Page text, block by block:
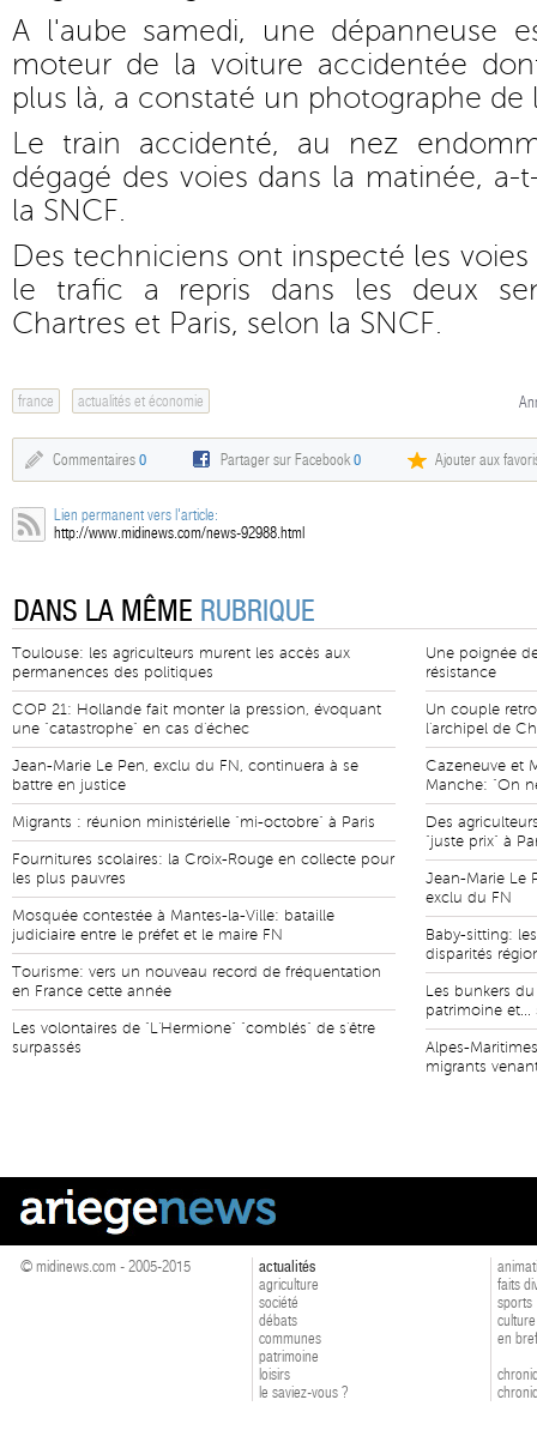
A l'aube samedi, une dépanneuse
moteur de la voiture accidentée
plus là, a constaté un photographe de
Le train accidenté, au nez
dégagé des voies dans la matinée, a-
la SNCF.
Des techniciens ont inspecté les
le trafic a repris dans les deux
Chartres et Paris, selon la SNCF.
france actualités et économie
Commentaires 0 Partager sur Facebook0 Ajouter aux
Lien permanent vers l'article:
http://www.midinews.com/news-92988.html
DANS LA MÊME RUBRIQUE
Toulouse: les agriculteurs murent les accès aux
permanences des politiques
COP 21: Hollande fait monter la pression, évoquant
une "catastrophe" en cas d'échec
Jean-Marie Le Pen, exclu du FN, continuera à se
battre en justice
Migrants : réunion ministérielle "mi-octobre" à Paris
Fournitures scolaires: la Croix-Rouge en collecte pour
les plus pauvres
Mosquée contestée à Mantes-la-Ville: bataille
judiciaire entre le préfet et le maire FN
Tourisme: vers un nouveau record de fréquentation
en France cette année
Les volontaires de "L'Hermione" "comblés" de s'être
surpassés
Une poignée
résistance
Un couple
l'archipel de
Cazeneuve et
Manche: "On
Des
"juste prix" à
Jean-Marie Le
exclu du FN
Baby-sitting:
disparités
Les bunkers
patrimoine et...
Alpes-
migrants
© midinews.com - 2005-2015
actualités
agriculture
société
débats
communes
patrimoine
loisirs
le saviez-vous ?
faits
sports
culture
en bref